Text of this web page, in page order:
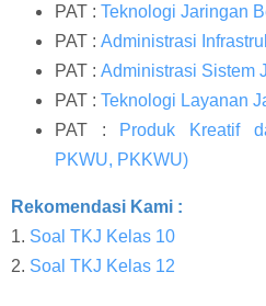
PAT : Teknologi Jaringan
PAT : Administrasi
PAT : Administrasi Sistem
PAT : Teknologi Layanan
PAT : Produk Kreatif
PKWU, PKKWU)
Rekomendasi Kami :
1. Soal TKJ Kelas 10
2. Soal TKJ Kelas 12